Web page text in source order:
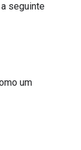
seguinte
um